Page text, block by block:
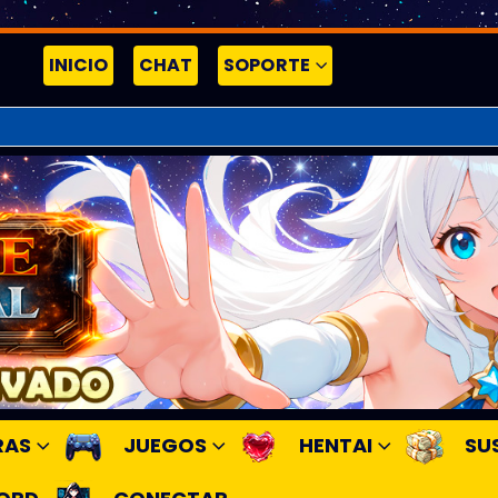
INICIO CHAT SOPORTE
JUEGOS HENTAI